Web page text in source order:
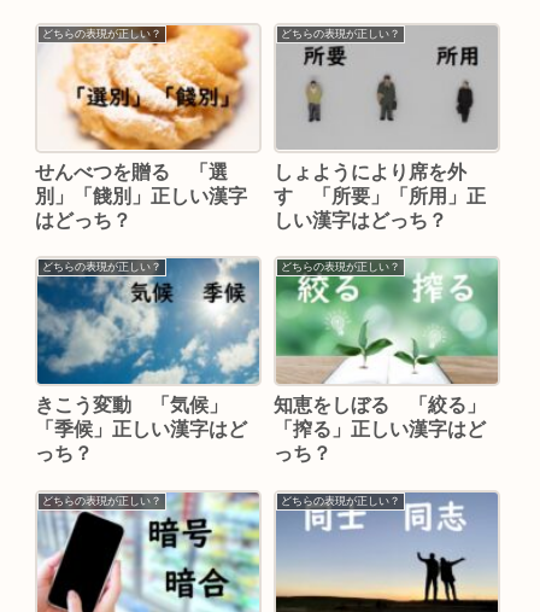
どちらの表現が正しい？
せんべつを贈る 「選
別」「餞別」正しい漢字
はどっち？
どちらの表現が正しい？
しょようにより席を外
す 「所要」「所用」正
しい漢字はどっち？
どちらの表現が正しい？
きこう変動 「気候」
「季候」正しい漢字はど
っち？
どちらの表現が正しい？
知恵をしぼる 「絞る」
「搾る」正しい漢字はど
っち？
どちらの表現が正しい？ どちらの表現が正しい？